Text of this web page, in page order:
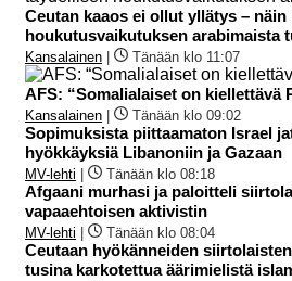
Ceutan kaaos ei ollut yllätys –
houkutusvaikutuksen arabimaista
Kansalainen Tänään klo 11:07
AFS: “Somalialaiset on kiellettävä
Kansalainen Tänään klo 09:02
Sopimuksista piittaamaton Israel
hyökkäyksiä Libanoniin ja Gazaan
MV-lehti Tänään klo 08:18
Afgaani murhasi ja paloitteli
vapaaehtoisen aktivistin
MV-lehti Tänään klo 08:04
Ceutaan hyökänneiden
tusina karkotettua äärimielistä